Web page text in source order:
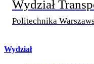
Wydział
Politechnika
Wydział